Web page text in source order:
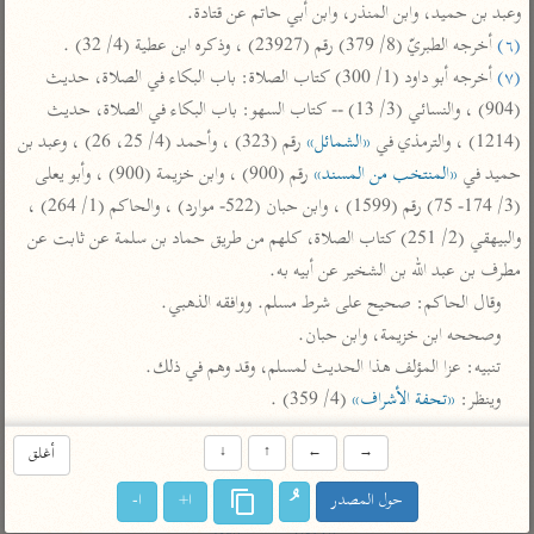
تفسير السمرقندي
تفسير الثعلبي
تفسير أبي السعود
الكشاف للزمخشري
تفسير ابن أبي حاتم
تفسير مقاتل
تفسير قتادة
اشترك لتصلك أخبار مشاريعنا
راسلنا •تليجرام •تويتر
تعليمات •عن الباحث القرآني
وعبد بن حميد، وابن المنذر، وابن أبي حاتم عن قتادة.
(٦)
أخرجه الطبريّ (8/ 379) رقم (23927) ، وذكره ابن عطية (4/ 32) .
(٧)
(1214) ، والترمذي في
«الشمائل»
حميد في «المنتخب من المسند»
مطرف بن عبد الله بن الشخير عن أبيه به.
وقال الحاكم: صحيح على شرط مسلم. ووافقه الذهبي.
وصححه ابن خزيمة، وابن حبان.
تنبيه: عزا المؤلف هذا الحديث لمسلم، وقد وهم في ذلك.
وينظر: «تحفة الأشراف» (4/ 359) .
أغلق →
←
↑
↓
حول المصدر ا+ ا-